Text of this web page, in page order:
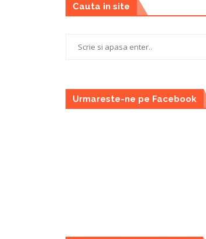
Cauta in site
Urmareste-ne pe Facebook